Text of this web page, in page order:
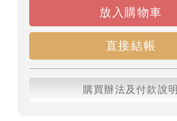
放入購物車
直接結帳
購買辦法及付款說明